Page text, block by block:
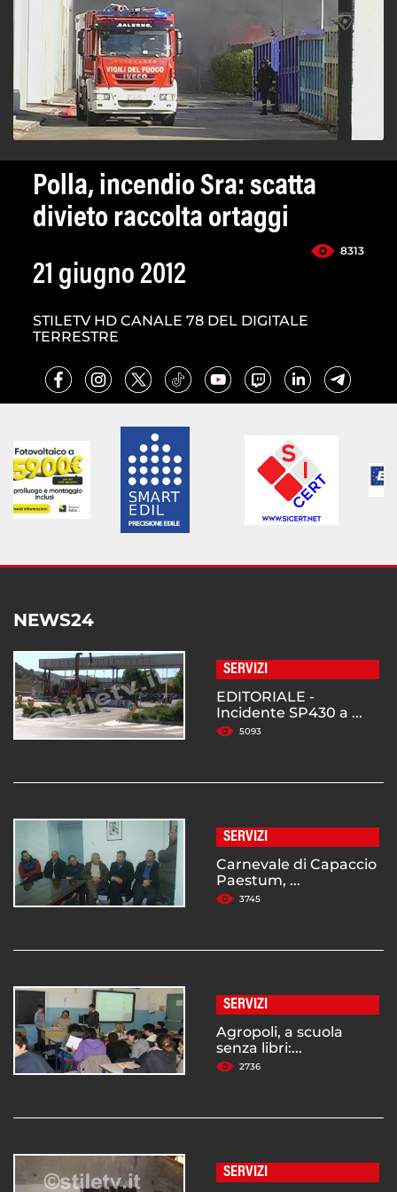
Polla, incendio Sra: scatta
divieto raccolta ortaggi
8313
21 giugno 2012
STILETV HD CANALE 78 DEL DIGITALE
TERRESTRE
NEWS24
SERVIZI
EDITORIALE -
Incidente SP430 a ...
5093
SERVIZI
Carnevale di Capaccio
Paestum, ...
3745
SERVIZI
Agropoli, a scuola
senza libri:...
2736
SERVIZI